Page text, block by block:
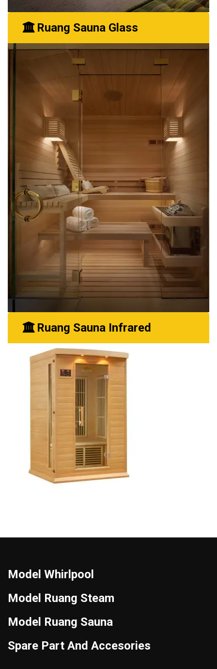
Ruang Sauna Glass
Ruang Sauna Infrared
Model Whirlpool
Model Ruang Steam
Model Ruang Sauna
Spare Part And Accesories